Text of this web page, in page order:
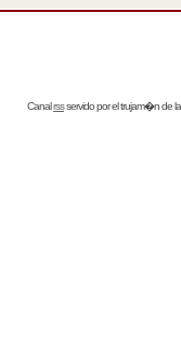
Canalrssservido por eltrujam�nde